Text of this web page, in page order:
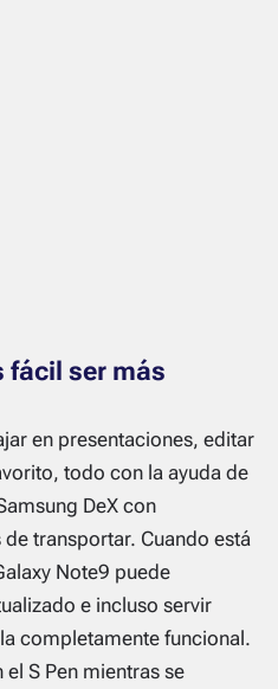
fácil ser más
en presentaciones, editar
todo con la ayuda de
DeX con
transportar. Cuando está
Note9 puede
e incluso servir
completamente funcional.
S Pen mientras se